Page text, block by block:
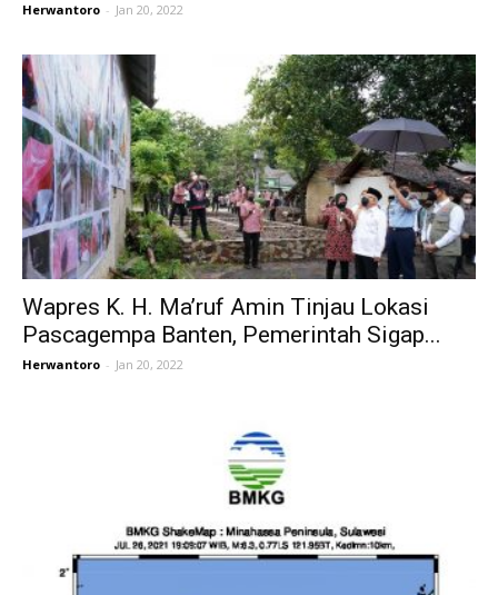
Herwantoro - Jan 20, 2022
Wapres K. H. Ma’ruf Amin Tinjau Lokasi
Pascagempa Banten, Pemerintah Sigap...
Herwantoro - Jan 20, 2022